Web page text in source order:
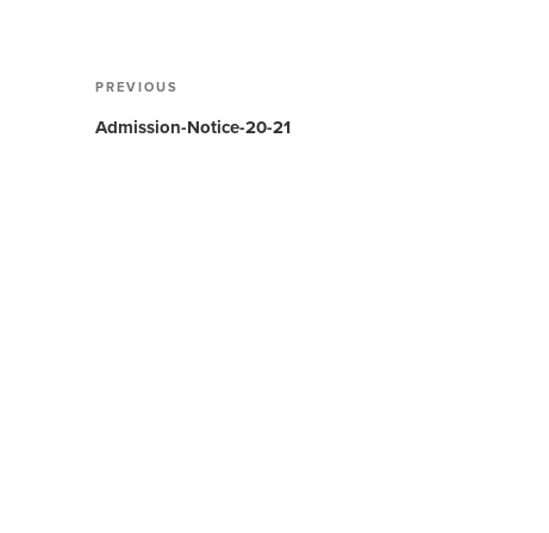
Post
Previous
Post
PREVIOUS
Admission-Notice-20-21